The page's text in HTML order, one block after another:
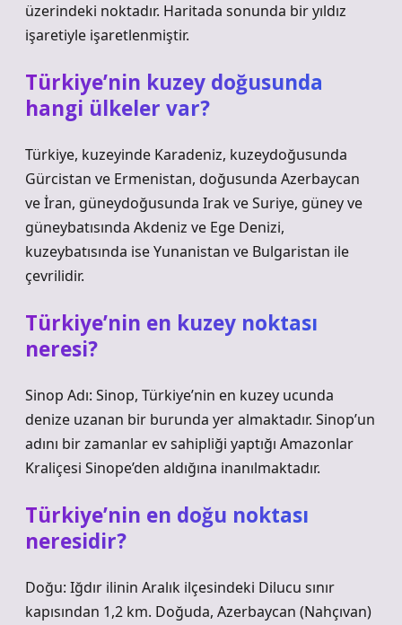
üzerindeki noktadır. Haritada sonunda bir yıldız
işaretiyle işaretlenmiştir.
Türkiye’nin kuzey doğusunda
hangi ülkeler var?
Türkiye, kuzeyinde Karadeniz, kuzeydoğusunda
Gürcistan ve Ermenistan, doğusunda Azerbaycan
ve İran, güneydoğusunda Irak ve Suriye, güney ve
güneybatısında Akdeniz ve Ege Denizi,
kuzeybatısında ise Yunanistan ve Bulgaristan ile
çevrilidir.
Türkiye’nin en kuzey noktası
neresi?
Sinop Adı: Sinop, Türkiye’nin en kuzey ucunda
denize uzanan bir burunda yer almaktadır. Sinop’un
adını bir zamanlar ev sahipliği yaptığı Amazonlar
Kraliçesi Sinope’den aldığına inanılmaktadır.
Türkiye’nin en doğu noktası
neresidir?
Doğu: Iğdır ilinin Aralık ilçesindeki Dilucu sınır
kapısından 1,2 km. Doğuda, Azerbaycan (Nahçıvan)